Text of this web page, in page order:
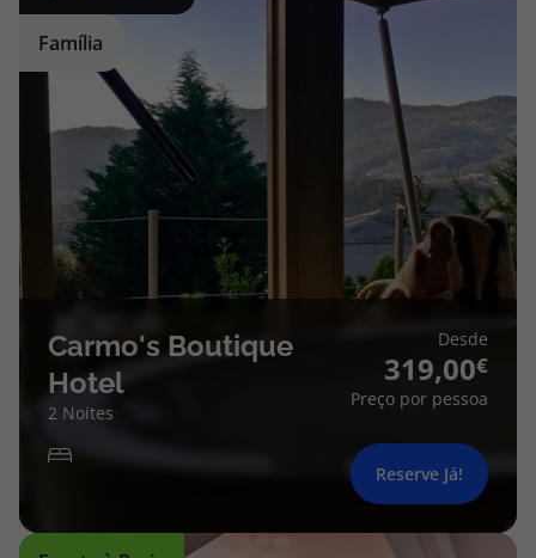
Família
Carmo's Boutique
Hotel
2 Noites
Desde
319,00
Preço por pessoa
Reserve Já!